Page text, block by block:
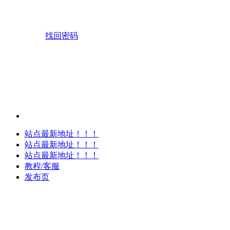
找回密码
站点最新地址！！！
站点最新地址！！！
站点最新地址！！！
教程/客服
发布页